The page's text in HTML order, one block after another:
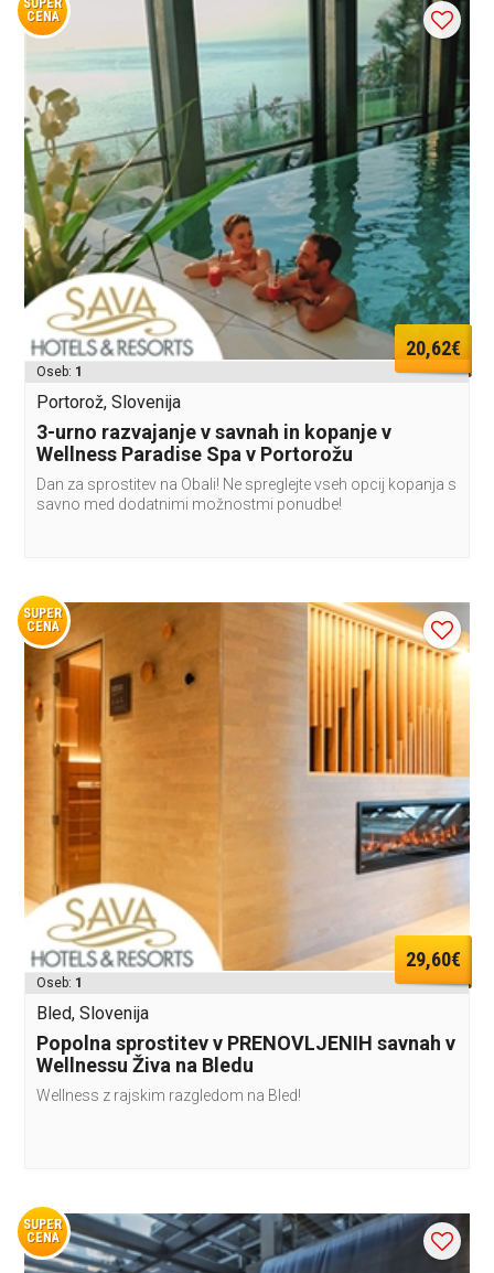
CENA
20,62€
Oseb: 1
Portorož, Slovenija
3-urno razvajanje v savnah in kopanje v
Wellness Paradise Spa v Portorožu
Dan za sprostitev na Obali! Ne spreglejte vseh opcij kopanja s
savno med dodatnimi možnostmi ponudbe!
SUPER
CENA
29,60€
Oseb: 1
Bled, Slovenija
Popolna sprostitev v PRENOVLJENIH savnah v
Wellnessu Živa na Bledu
Wellness z rajskim razgledom na Bled!
SUPER
CENA